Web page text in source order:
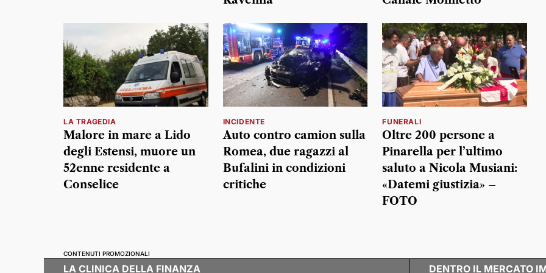
LA TRAGEDIA
Malore in mare a Lido
degli Estensi, muore un
52enne residente a
Conselice
INCIDENTE
Auto contro camion sulla
Romea, due ragazzi al
Bufalini in condizioni
critiche
FUNERALI
Oltre 200 persone a
Pinarella per l’ultimo
saluto a Nicola Musiani:
«Datemi giustizia» –
FOTO
CONTENUTI PROMOZIONALI
LA CLINICA DELLA FINANZA DENTRO IL MERCATO